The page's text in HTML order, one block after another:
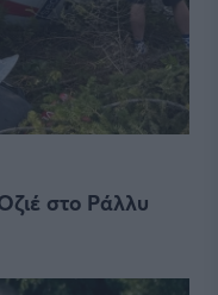
στο Ράλλυ